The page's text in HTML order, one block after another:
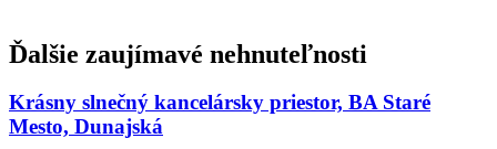
Do you own this website?
Ďalšie zaujímavé nehnuteľnosti
Krásny slnečný kancelársky priestor, BA Staré
Mesto, Dunajská